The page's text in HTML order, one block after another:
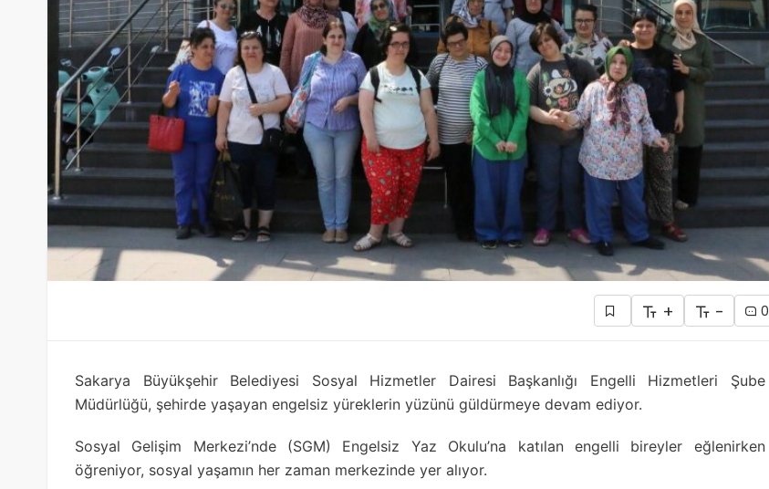
+ - 0
Sakarya Büyükşehir Belediyesi Sosyal Hizmetler Dairesi Başkanlığı Engelli Hizmetleri Şube
Müdürlüğü, şehirde yaşayan engelsiz yüreklerin yüzünü güldürmeye devam ediyor.
Sosyal Gelişim Merkezi’nde (SGM) Engelsiz Yaz Okulu’na katılan engelli bireyler eğlenirken
öğreniyor, sosyal yaşamın her zaman merkezinde yer alıyor.